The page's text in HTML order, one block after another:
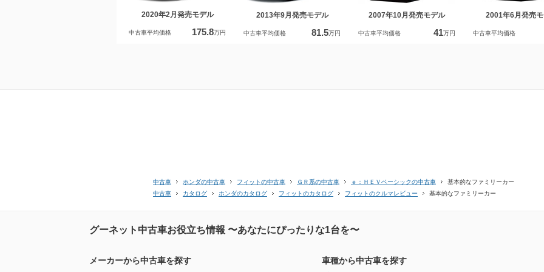
2020年2月発売モデル
中古車平均価格 175.8万円
2013年9月発売モデル
中古車平均価格 81.5万円
2007年10月発売モデル
中古車平均価格 41万円
2001年6月発売
中古車平均価格
中古車 ホンダの中古車 フィットの中古車 ＧＲ系の中古車 ｅ：ＨＥＶベーシックの中古車
基本的なファミリーカー
中古車
カタログ ホンダのカタログ フィットのカタログ フィットのクルマレビュー 基本的なファミリーカー
グーネット中古車お役立ち情報 〜あなたにぴったりな1台を〜
メーカーから中古車を探す 車種から中古車を探す